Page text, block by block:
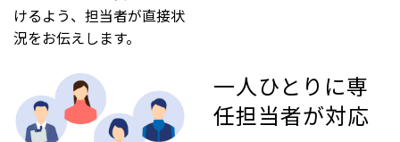
けるよう、担当者が直接状
況をお伝えします。
一人ひとりに専
任担当者が対応